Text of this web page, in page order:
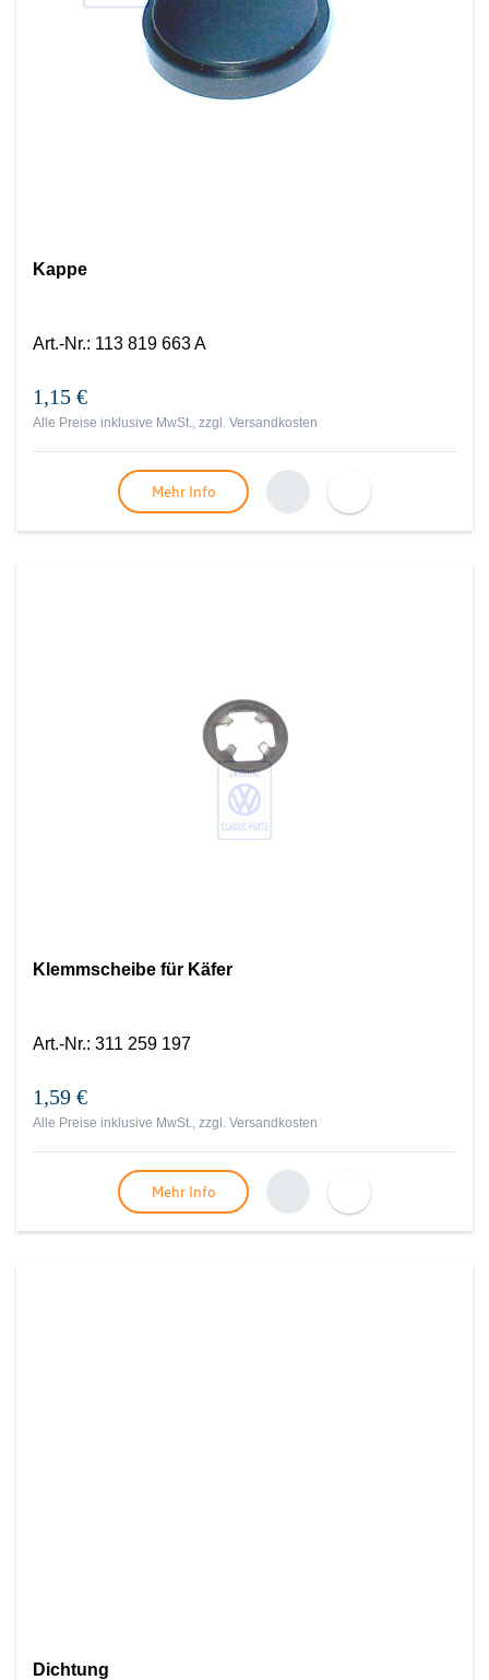
Kappe
Art.-Nr.: 113 819 663 A
1,15 €
Alle Preise inklusive MwSt., zzgl. Versandkosten
Mehr Info
Klemmscheibe für Käfer
Art.-Nr.: 311 259 197
1,59 €
Alle Preise inklusive MwSt., zzgl. Versandkosten
Mehr Info
Dichtung